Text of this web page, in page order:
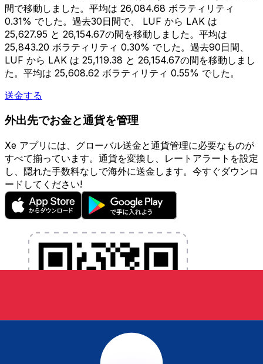
間で移動しました。平均は 26,084.68 ボラティリティ
0.31% でした。過去30日間で、 LUF から LAK は
25,627.95 と 26,154.67の間を移動しました。平均は
25,843.20 ボラティリティ 0.30% でした。過去90日間、
LUF から LAK は 25,119.38 と 26,154.67の間を移動しまし
た。平均は 25,608.62 ボラティリティ 0.55% でした。
送金する
外出先でお金と通貨を管理
Xe アプリには、グローバル送金と通貨管理に必要なものが
すべて揃っています。通貨を変換し、レートアラートを設定
し、隠れた手数料なしで海外に送金します。今すぐダウンロ
ードしてください!